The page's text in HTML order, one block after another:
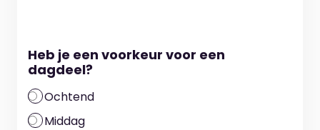
Heb je een voorkeur voor een
dagdeel?
Ochtend
Middag